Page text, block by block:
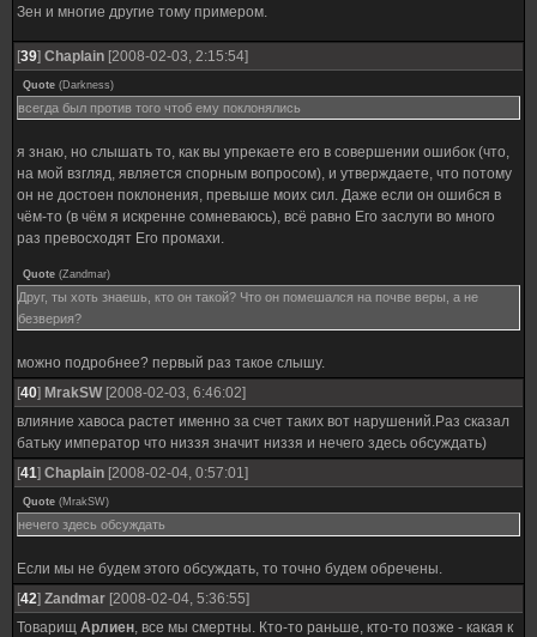
Зен и многие другие тому примером.
[39] Chaplain [2008-02-03, 2:15:54]
Quote (Darkness)
всегда был против того чтоб ему поклонялись
я знаю, но слышать то, как вы упрекаете его в совершении ошибок (что,
на мой взгляд, является спорным вопросом), и утверждаете, что потому
он не достоен поклонения, превыше моих сил. Даже если он ошибся в
чём-то (в чём я искренне сомневаюсь), всё равно Его заслуги во много
раз превосходят Его промахи.
Quote (Zandmar)
Друг, ты хоть знаешь, кто он такой? Что он помешался на почве веры, а не
безверия?
можно подробнее? первый раз такое слышу.
[40] MrakSW [2008-02-03, 6:46:02]
влияние хавоса растет именно за счет таких вот нарушений.Раз сказал
батьку император что низзя значит низзя и нечего здесь обсуждать)
[41] Chaplain [2008-02-04, 0:57:01]
Quote (MrakSW)
нечего здесь обсуждать
Если мы не будем этого обсуждать, то точно будем обречены.
[42] Zandmar [2008-02-04, 5:36:55]
Товарищ Арлиен, все мы смертны. Кто-то раньше, кто-то позже - какая к